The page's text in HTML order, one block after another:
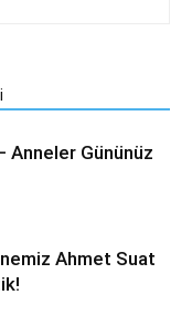
Anneler Gününüz
Ahmet Suat